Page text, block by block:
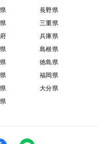
してお届けから約1か
の良いところで保管
長野県
三重県
兵庫県
島根県
徳島県
福岡県
大分県